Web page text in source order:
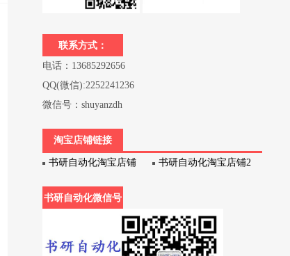
联系方式：
电话：13685292656
QQ(微信):2252241236
微信号：shuyanzdh
淘宝店铺链接
书研自动化淘宝店铺 书研自动化淘宝店铺2
书研自动化微信号